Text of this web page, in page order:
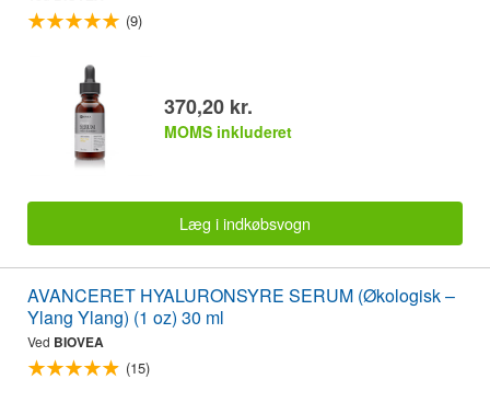
(9)
370,20 kr.
MOMS inkluderet
Læg i indkøbsvogn
AVANCERET HYALURONSYRE SERUM (Økologisk –
Ylang Ylang) (1 oz) 30 ml
Ved BIOVEA
(15)